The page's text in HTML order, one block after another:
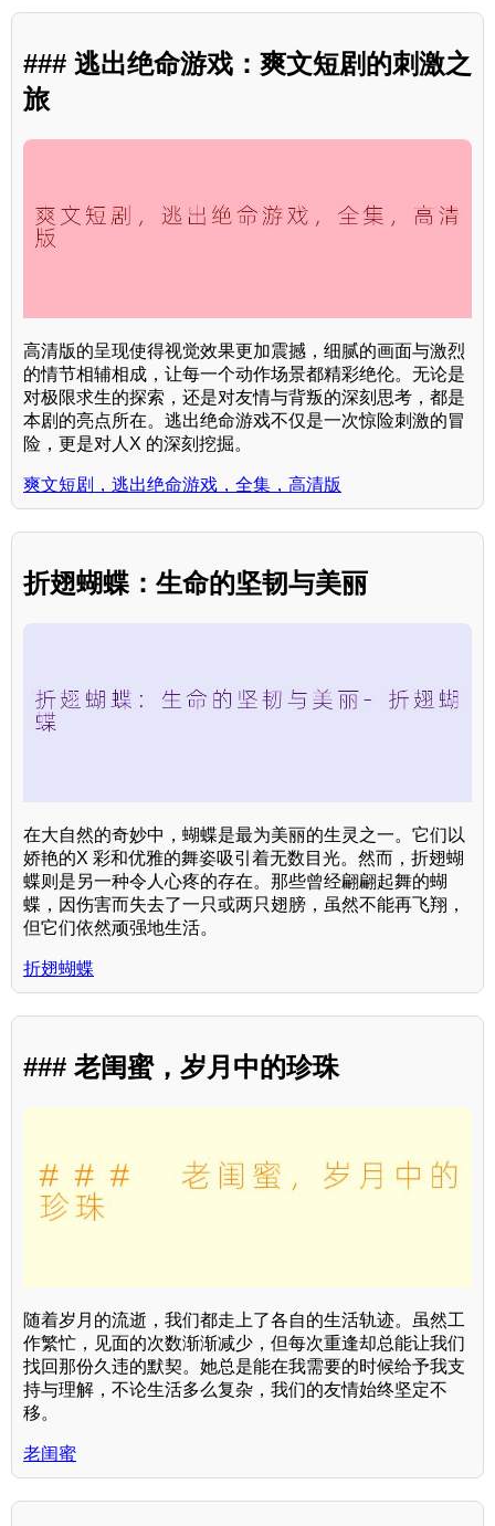
### 逃出绝命游戏：爽文短剧的刺激之
旅
高清版的呈现使得视觉效果更加震撼，细腻的画面与激烈
的情节相辅相成，让每一个动作场景都精彩绝伦。无论是
对极限求生的探索，还是对友情与背叛的深刻思考，都是
本剧的亮点所在。逃出绝命游戏不仅是一次惊险刺激的冒
险，更是对人X 的深刻挖掘。
爽文短剧，逃出绝命游戏，全集，高清版
折翅蝴蝶：生命的坚韧与美丽
在大自然的奇妙中，蝴蝶是最为美丽的生灵之一。它们以
娇艳的X 彩和优雅的舞姿吸引着无数目光。然而，折翅蝴
蝶则是另一种令人心疼的存在。那些曾经翩翩起舞的蝴
蝶，因伤害而失去了一只或两只翅膀，虽然不能再飞翔，
但它们依然顽强地生活。
折翅蝴蝶
### 老闺蜜，岁月中的珍珠
随着岁月的流逝，我们都走上了各自的生活轨迹。虽然工
作繁忙，见面的次数渐渐减少，但每次重逢却总能让我们
找回那份久违的默契。她总是能在我需要的时候给予我支
持与理解，不论生活多么复杂，我们的友情始终坚定不
移。
老闺蜜